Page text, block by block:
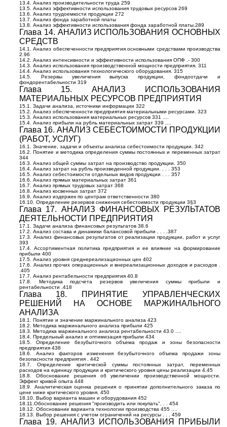
13.4. Анализ производительности труда 259
13.5. Анализ эффективности использования трудовых ресурсов 269
13.6. Анализ трудоемкости продукции 272
13.7. Анализ фонда заработной платы
13.8. Анализ эффективности использования фонда заработной платы.289
Глава 14. АНАЛИЗ ИСПОЛЬЗОВАНИЯ ОСНОВНЫХ
СРЕДСТВ
14.1. Анализ обеспеченности предприятия основными средствами производства
2.96
14.2. Анализ интенсивности и эффективности использования ОПФ .- 300
14.3. Анализ использования производственной мощности предприятия. 311
14.4. Анализ использования технологического оборудования. 315
14.5. Резервы увеличения выпуска продукции, фондоотдачи и
фондорентабельности 319
Глава 15. АНАЛИЗ ИСПОЛЬЗОВАНИЯ
МАТЕРИАЛЬНЫХ РЕСУРСОВ ПРЕДПРИЯТИЯ
15.1. Задачи анализа, источники информации 322
15.2. Анализ обеспеченности предприятия материальными ресурсами. 323
15.3. Анализ использования материальных ресурсов 331 ....
15.4. Анализ прибыли на рубль материальных затрат 339 ....
Глава 16. АНАЛИЗ СЕБЕСТОИМОСТИ ПРОДУКЦИИ
(РАБОТ, УСЛУГ)
16.1. Значение, задачи и объекты анализа себестоимости продукции. 342
16.2. Понятие и методика определения суммы постоянных и переменных затрат
344
16.3. Анализ общей суммы затрат на производство продукции. 350
16.4. Анализ затрат на рубль произведенной продукции. . . . 353
16.5. Анализ себестоимости отдельных видов продукции . . . 357
16.6. Анализ прямых материальных затрат 361
16.7. Анализ прямых трудовых затрат 368
16.8. Анализ косвенных затрат 372
16.9. Анализ издержек по центрам ответственности 380
16.10. Определение резервов снижения себестоимости продукции 3§3
Глава 17. АНАЛИЗ ФИНАНСОВЫХ РЕЗУЛЬТАТОВ
ДЕЯТЕЛЬНОСТИ ПРЕДПРИЯТИЯ
17.1. Задачи анализа финансовых результатов 38.6
17.2. Анализ состава и динамики балансовой прибыли . . . .387
17.3. Анализ финансовых результатов от реализации продукции, работ и услуг
393
17.4. Ассортиментная политика предприятия и ее влияние на формирование
прибыли 400
17.5. Анализ уровня среднереализационных цен 402
17.6. Анализ прочих операционных и внереализационных доходов и расходов .
.405
17.7. Анализ рентабельности предприятия 40.8
17.8. Методика подсчета резервов увеличения суммы прибыли и
рентабельности .418
Глава 18. ПРИНЯТИЕ УПРАВЛЕНЧЕСКИХ
РЕШЕНИЙ НА ОСНОВЕ МАРЖИНАЛЬНОГО
АНАЛИЗА
18.1. Понятие и значение маржинального анализа 423
18.2. Методика маржинального анализа прибыли 425
18.3. Методика маржинального анализа рентабельности 43.0 ....
18.4. Предельный анализ и оптимизация прибыли 434
18.5. Определение безубыточного объема продаж и зоны безопасности
предприятия 438
18.6. Анализ факторов изменения безубыточного объема продажи зоны
безопасности предприятия . 442
18.7. Определение критической суммы постоянных затрат, переменных
расходов на единицу продукции и критического уровня цены реализации 4.45
18.8. Обоснование решения об увеличении производственной мощности.
Эффект кривой опыта 448
18.9. Аналитическая оценка решения о принятии дополнительного заказа по
цене ниже критического уровня. 450
18.10. Выбор варианта машин и оборудования 452
18.11.Обоснование решения "производить или покупать". . . 454
18.12. Обоснование варианта технологии производства 455 ....
18.13. Выбор решения с учетом ограничений на ресурсы . . . 459
Глава 19. АНАЛИЗ ИСПОЛЬЗОВАНИЯ ПРИБЫЛИ